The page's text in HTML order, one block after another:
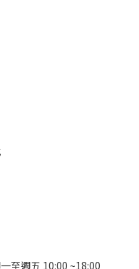
至週五 10:00 ~18:00